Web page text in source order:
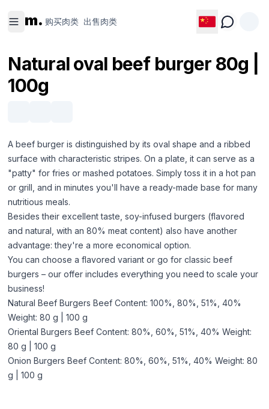
m. 购买肉类 出售肉类
Natural oval beef burger 80g |
100g
A beef burger is distinguished by its oval shape and a ribbed
surface with characteristic stripes. On a plate, it can serve as a
"patty" for fries or mashed potatoes. Simply toss it in a hot pan
or grill, and in minutes you'll have a ready-made base for many
nutritious meals.
Besides their excellent taste, soy-infused burgers (flavored
and natural, with an 80% meat content) also have another
advantage: they're a more economical option.
You can choose a flavored variant or go for classic beef
burgers – our offer includes everything you need to scale your
business!
Natural Beef Burgers Beef Content: 100%, 80%, 51%, 40%
Weight: 80 g | 100 g
Oriental Burgers Beef Content: 80%, 60%, 51%, 40% Weight:
80 g | 100 g
Onion Burgers Beef Content: 80%, 60%, 51%, 40% Weight: 80
g | 100 g